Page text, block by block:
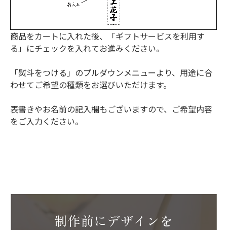
商品をカートに入れた後、「ギフトサービスを利用す
る」にチェックを入れてお進みください。
「熨斗をつける」のプルダウンメニューより、用途に合
わせてご希望の種類をお選びいただけます。
表書きやお名前の記入欄もございますので、ご希望内容
をご入力ください。
制作前にデザインを